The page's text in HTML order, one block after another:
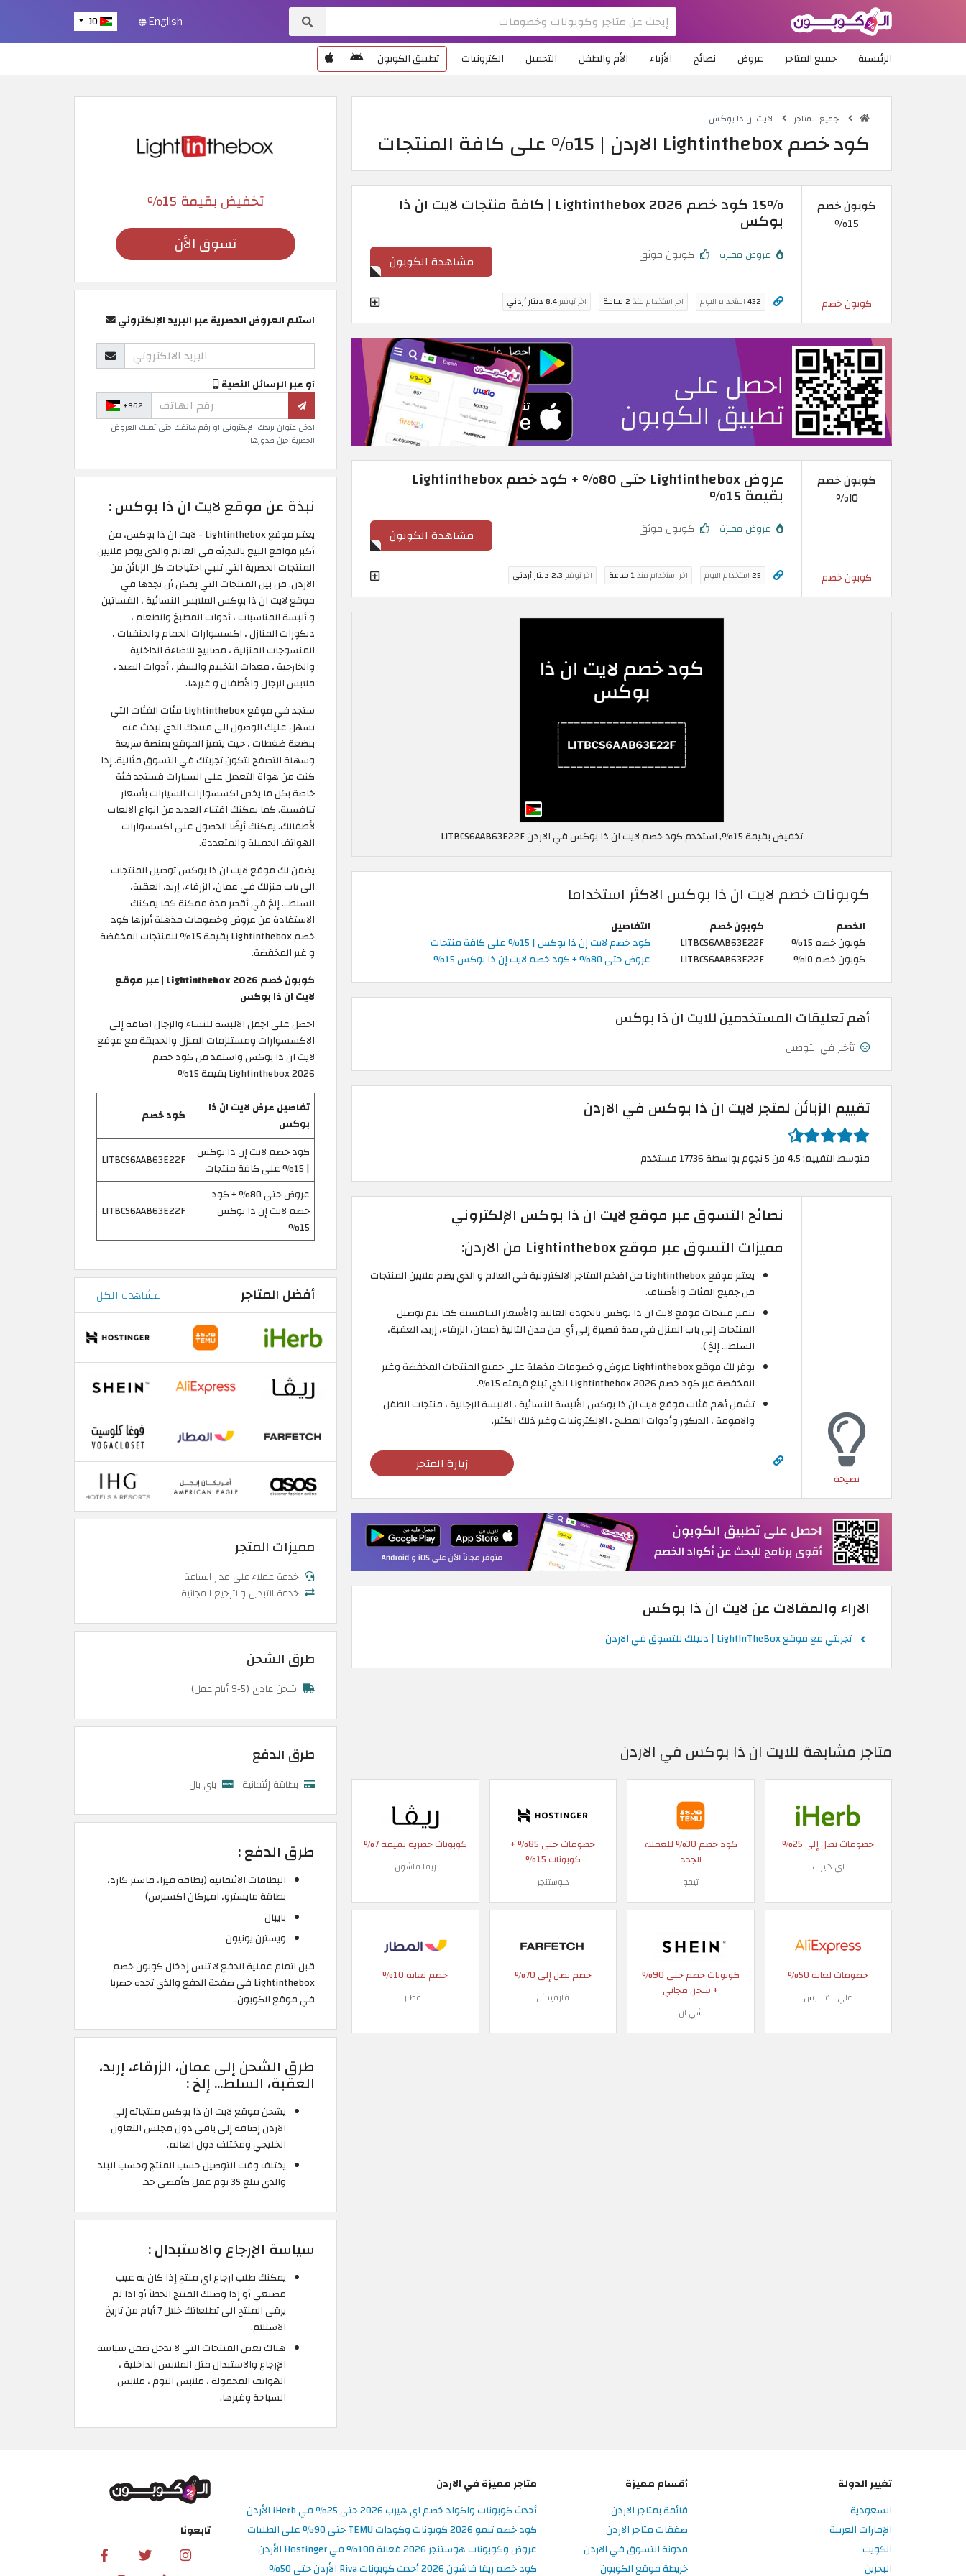
JO English
الرئيسية جميع المتاجر عروض نصائح الأزياء الأم والطفل التجميل الكترونيات تطبيق الكوبون
جميع المتاجر لايت ان ذا بوكس
كود خصم Lightinthebox الاردن | 15% على كافة المنتجات
كوبون خصم
15%
كوبون خصم
15% كود خصم Lightinthebox 2026 | كافة منتجات لايت ان ذا
بوكس
عروض مميزة كوبون موثق مشاهدة الكوبون
432استخدام اليوم اخر استخدام منذ2 ساعة اخر توفير8.4 دينار أردني
كوبون خصم
١٥%
كوبون خصم
عروض Lightinthebox حتى 80% + كود خصم Lightinthebox
بقيمة 15%
عروض مميزة كوبون موثق مشاهدة الكوبون
25استخدام اليوم اخر استخدام منذ1 ساعة اخر توفير2.3 دينار أردني
تخفيض بقيمة 15%, استخدم كود خصم لايت ان ذا بوكس في الاردن LITBCS6AAB63E22F
كوبونات خصم لايت ان ذا بوكس الاكثر استخداما
الخصم كوبون خصم
التفاصيل
كوبون خصم 15%
LITBCS6AAB63E22F
كود خصم لايت إن ذا بوكس | 15% على كافة منتجات
كوبون خصم ١٥%
LITBCS6AAB63E22F عروض حتى 80% + كود خصم لايت إن ذا بوكس 15%
أهم تعليقات المستخدمين للايت ان ذا بوكس
تأخير في التوصيل
تقييم الزبائن لمتجر لايت ان ذا بوكس في الاردن
متوسط التقييم: 4.5 من 5 نجوم بواسطة 17736 مستخدم
نصيحة
نصائح التسوق عبر موقع لايت ان ذا بوكس الإلكتروني
مميزات التسوق عبر موقع Lightinthebox من الاردن:
يعتبر موقع Lightinthebox من اضخم المتاجر الالكترونية في العالم و الذي يضم ملايين المنتجات
من جميع الفئات والأصناف.
تتميز منتجات موقع لايت ان ذا بوكس بالجودة العالية والأسعار التنافسية كما يتم توصيل
المنتجات إلى باب المنزل في مدة قصيرة إلى أي من مدن التالية (عمان، الزرقاء، إربد، العقبة،
السلط... إلخ ).
يوفر لك موقع Lightinthebox عروض و خصومات مذهلة على جميع المنتجات المخفضة وغير
المخفضة عبر كود خصم Lightinthebox 2026 الذي تبلغ قيمته 15%.
تشمل أهم فئات موقع لايت ان ذا بوكس الألبسة النسائية ، الالبسة الرجالية ، منتجات الطفل
والامومة ، الديكور وأدوات المطبخ ، الإلكترونيات وغير ذلك الكثير.
زيارة المتجر
الاراء والمقالات عن لايت ان ذا بوكس
تجربتي مع موقع LightInTheBox | دليلك للتسوق في الاردن
متاجر مشابهة للايت ان ذا بوكس في الاردن
خصومات تصل إلى 25%
اي هيرب
كود خصم 30% للعملاء
الجدد
تيمو
خصومات حتى 85% +
كوبونات 15%
هوستنجر
كوبونات حصرية بقيمة 7%
ريفا فاشون
خصومات لغاية 50%
علي اكسبرس
كوبونات خصم حتى 90%
+ شحن مجاني
شي ان
خصم يصل إلى 70%
فارفيتش
خصم لغاية 10%
المطار
تخفيض بقيمة 15%
تسوق الأن
استلم العروض الحصرية عبر البريد الإلكتروني
أو عبر الرسائل النصية
+962
ادخل عنوان بريدك الإلكتروني او رقم هاتفك حتى تصلك العروض
الحصرية حين صدورها
نبذة عن موقع لايت ان ذا بوكس :
يعتبر موقع Lightinthebox - لايت ان ذا بوكس، من
أكبر مواقع البيع بالتجزئة في العالم والذي يوفر ملايين
المنتجات الحصرية التي تلبي احتياجات كل الزبائن من
الاردن. من بين المنتجات التي يمكن أن تجدها في
موقع لايت ان ذا بوكس الملابس النسائية ، الفساتين
و ألبسة المناسبات ، أدوات المطبخ والطعام ،
ديكورات المنازل ، اكسسوارات الحمام والحنفيات ،
المنسوجات المنزلية ، مصابيح للاضاءة الداخلية
والخارجية ، معدات التخييم والسفر ، أدوات الصيد ،
ملابس الرجال والأطفال و غيرها.
ستجد في موقع Lightinthebox مئات الفئات التي
تسهل عليك الوصول الى منتجك الذي تبحث عنه
ببضعة ضغطات ، حيث يتميز الموقع بمنصة سريعة
وسهلة التصفح لتكون تجربتك في التسوق مثالية. إذا
كنت من هواة التعديل على السيارات فستجد فئة
خاصة بكل ما يخص اكسسوارات السيارات بأسعار
تنافسية. كما يمكنك اقتناء العديد من انواع الالعاب
لأطفالك. يمكنك أيضًا الحصول على اكسسوارات
الهواتف الجميلة والمتعددة.
يضمن لك موقع لايت ان ذا بوكس توصيل المنتجات
الى باب منزلك في عمان، الزرقاء، إربد، العقبة،
السلط... إلخ في أقصر مدة ممكنة كما يمكنك
الاستفادة من عروض وخصومات مذهلة أبرزها كود
خصم Lightinthebox بقيمة 15% للمنتجات المخفضة
و غير المخفضة.
كوبون خصم Lightinthebox 2026 | عبر موقع
لايت ان ذا بوكس
احصل على اجمل الالبسة للنساء والرجال اضافة إلى
الاكسسوارات ومستلزمات المنزل والحديقة مع موقع
لايت ان ذا بوكس واستفد من كود خصم
Lightinthebox 2026 بقيمة 15%
تفاصيل عرض لايت ان ذا
بوكس
كود خصم
كود خصم لايت إن ذا بوكس
| 15% على كافة منتجات
LITBCS6AAB63E22F
عروض حتى 80% + كود
خصم لايت إن ذا بوكس
15%
LITBCS6AAB63E22F
أفضل المتاجر مشاهدة الكل
مميزات المتجر
خدمة عملاء على مدار الساعة
خدمة التبديل والترجيع المجانية
طرق الشحن
شحن عادي (5-9 أيام عمل)
طرق الدفع
بطاقة إئتمانية باي بال
طرق الدفع :
البطاقات الائتمانية (بطاقة فيزا، ماستر كارد،
بطاقة مايسترو، اميركان اكسبرس)
بايبال
ويسترن يونيون
قبل اتمام عملية الدفع لا تنس إدخال كوبون خصم
Lightinthebox في صفحة الدفع والذي تجده حصريا
في موقع الكوبون.
طرق الشحن إلى عمان، الزرقاء، إربد،
العقبة، السلط... إلخ :
يشحن موقع لايت ان ذا بوكس منتجاته إلى
الاردن إضافة إلى باقي دول مجلس التعاون
الخليجي ومختلف دول العالم.
يختلف وقت التوصيل حسب المنتج وحسب البلد
والذي يبلغ 35 يوم عمل كأقصى حد.
سياسة الإرجاع والاستبدال :
يمكنك طلب ارجاع اي منتج إذا كان به عيب
مصنعي أو إذا وصلك المنتج الخطأ أو اذا لم
يرقى المنتج الى تطلعاتك خلال 7 أيام من تاريخ
الاستلام.
هناك بعض المنتجات التي لا تدخل ضمن سياسة
الإرجاع والاستبدال مثل الملابس الداخلية ،
الهواتف المحمولة ، ملابس النوم ، ملابس
السباحة وغيرها.
تغيير الدولة
السعودية
الإمارات العربية
الكويت
البحرين
أقسام مميزة
قائمة بمتاجر الاردن
صفقات متاجر الاردن
مدونة التسوق في الاردن
خريطة موقع الكوبون
متاجر مميزة في الاردن
أحدث كوبونات واكواد خصم اي هيرب 2026 حتى 25% في iHerb الأردن
كود خصم تيمو 2026 كوبونات وكودات TEMU حتى 90% على الطلبات
عروض وكوبونات هوستنجر 2026 فعالة 100% في Hostinger الأردن
كود خصم ريفا فاشون 2026 أحدث كوبونات Riva الأردن حتى 50%
تابعونا